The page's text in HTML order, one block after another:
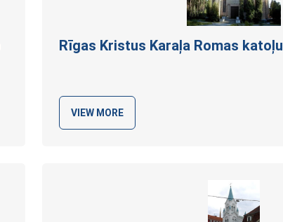
Rīgas Kristus Karaļa Romas katoļu
VIEW MORE